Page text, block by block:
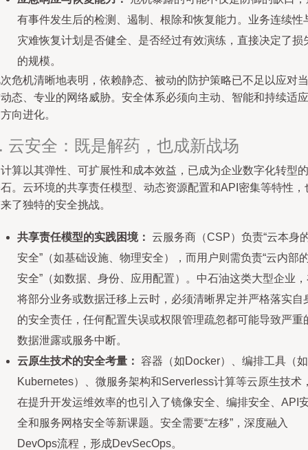
有事件发生后的检测、遏制、根除和恢复能力。业务连续性
灾难恢复计划是否健全、是否经过有效演练，直接决定了损
的规模。
危机清晰地表明，依赖静态、被动的防护策略已不足以应对当
态、专业的网络威胁。安全体系必须向主动、智能和持续适应
向进化。
云安全：既是解药，也成新战场
算以其弹性、可扩展性和成本效益，已成为企业数字化转型的
。云环境的共享责任模型、动态资源配置和API密集等特性，
了独特的安全挑战。
共享责任模型的实践困境： 云服务商（CSP）负责“云本身
安全”（如基础设施、物理安全），而用户则需负责“云内部
安全”（如数据、身份、应用配置）。中石油这类大型企业
将部分业务或数据迁移上云时，必须清晰界定并严格落实自
的安全责任，任何配置失误或权限管理疏忽都可能导致严重
数据泄露或服务中断。
云原生技术的安全考量： 容器（如Docker）、编排工具（如
Kubernetes）、微服务架构和Serverless计算等云原生技术
在提升开发运维效率的也引入了镜像安全、编排安全、API
全和服务网格安全等新课题。安全需要“左移”，深度融入
DevOps流程，形成DevSecOps。